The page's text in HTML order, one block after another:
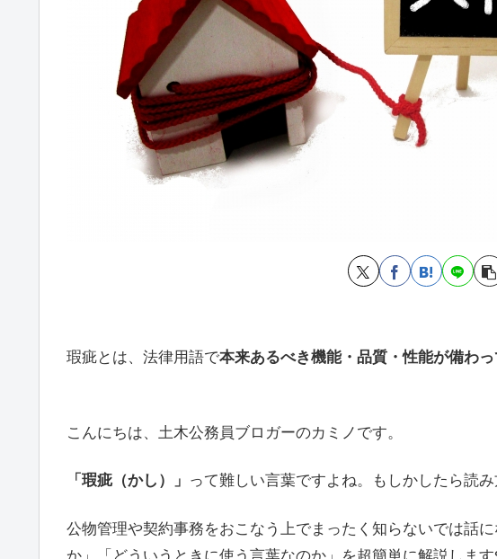
瑕疵とは、法律用語で本来あるべき機能・品質・性能が備わ
こんにちは、土木公務員ブロガーのカミノです。
「瑕疵（かし）」 って難しい言葉ですよね。もしかしたら読
公物管理や契約事務をおこなう上でまったく知らないでは話